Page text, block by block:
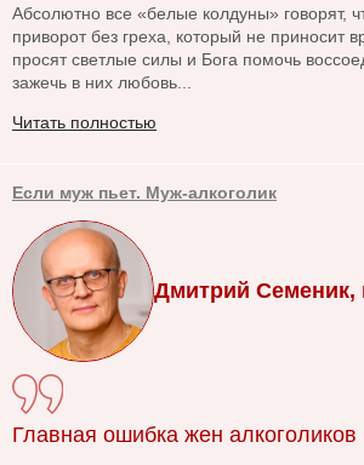
Абсолютно все «белые колдуны» говорят,
приворот без греха, который не приносит
просят светлые силы и Бога помочь
зажечь в них любовь...
Читать полностью
Если муж пьет. Муж-алкоголик
Дмитрий Семеник,
Главная ошибка жен алкоголиков